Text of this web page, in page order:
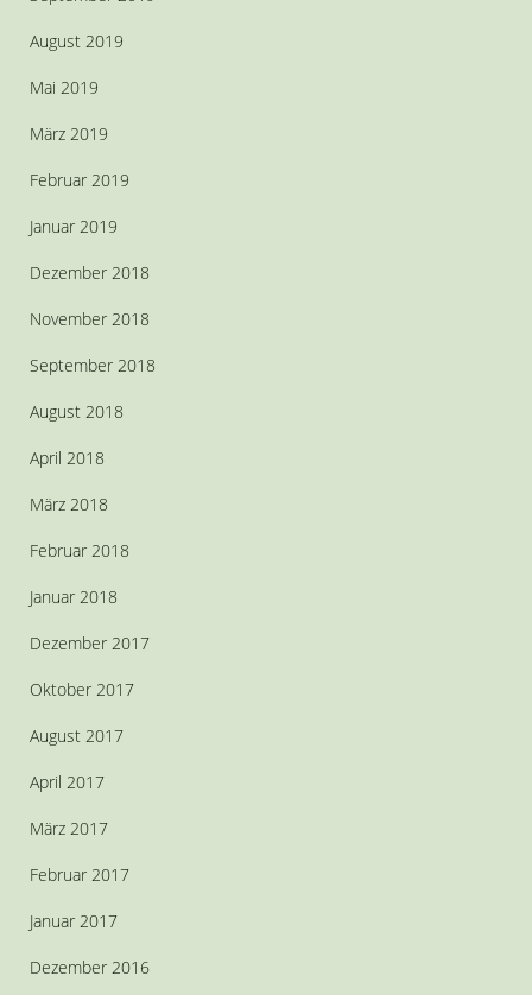
August 2019
Mai 2019
März 2019
Februar 2019
Januar 2019
Dezember 2018
November 2018
September 2018
August 2018
April 2018
März 2018
Februar 2018
Januar 2018
Dezember 2017
Oktober 2017
August 2017
April 2017
März 2017
Februar 2017
Januar 2017
Dezember 2016